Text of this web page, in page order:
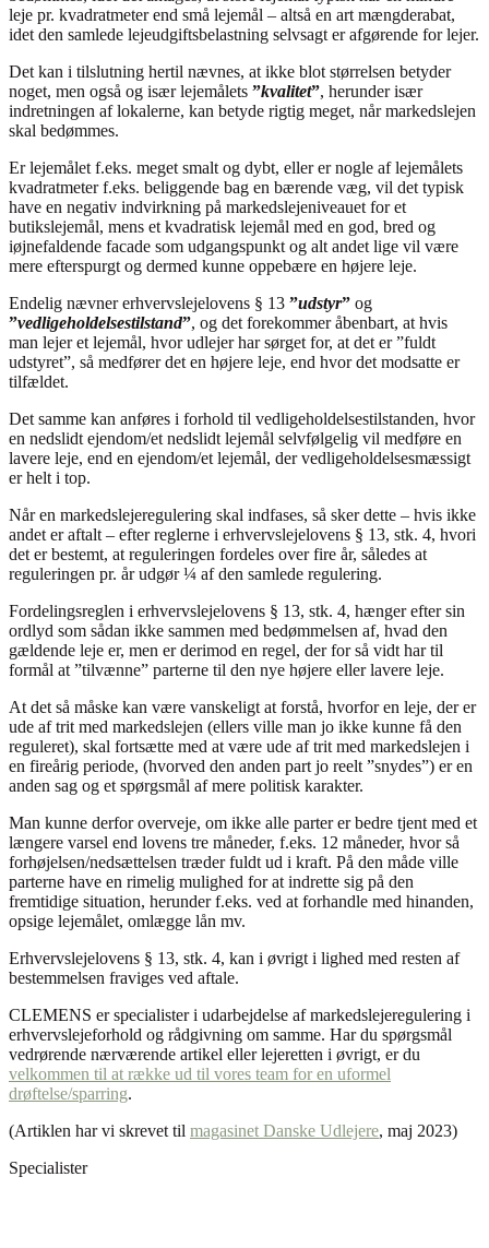
leje pr. kvadratmeter end små lejemål – altså en art mængderabat,
idet den samlede lejeudgiftsbelastning selvsagt er afgørende for lejer.
Det kan i tilslutning hertil nævnes, at ikke blot størrelsen betyder
noget, men også og især lejemålets ”kvalitet”, herunder især
indretningen af lokalerne, kan betyde rigtig meget, når markedslejen
skal bedømmes.
Er lejemålet f.eks. meget smalt og dybt, eller er nogle af lejemålets
kvadratmeter f.eks. beliggende bag en bærende væg, vil det typisk
have en negativ indvirkning på markedslejeniveauet for et
butikslejemål, mens et kvadratisk lejemål med en god, bred og
iøjnefaldende facade som udgangspunkt og alt andet lige vil være
mere efterspurgt og dermed kunne oppebære en højere leje.
Endelig nævner erhvervslejelovens § 13 ”udstyr” og
”vedligeholdelsestilstand”, og det forekommer åbenbart, at hvis
man lejer et lejemål, hvor udlejer har sørget for, at det er ”fuldt
udstyret”, så medfører det en højere leje, end hvor det modsatte er
tilfældet.
Det samme kan anføres i forhold til vedligeholdelsestilstanden, hvor
en nedslidt ejendom/et nedslidt lejemål selvfølgelig vil medføre en
lavere leje, end en ejendom/et lejemål, der vedligeholdelsesmæssigt
er helt i top.
Når en markedslejeregulering skal indfases, så sker dette – hvis ikke
andet er aftalt – efter reglerne i erhvervslejelovens § 13, stk. 4, hvori
det er bestemt, at reguleringen fordeles over fire år, således at
reguleringen pr. år udgør ¼ af den samlede regulering.
Fordelingsreglen i erhvervslejelovens § 13, stk. 4, hænger efter sin
ordlyd som sådan ikke sammen med bedømmelsen af, hvad den
gældende leje er, men er derimod en regel, der for så vidt har til
formål at ”tilvænne” parterne til den nye højere eller lavere leje.
At det så måske kan være vanskeligt at forstå, hvorfor en leje, der er
ude af trit med markedslejen (ellers ville man jo ikke kunne få den
reguleret), skal fortsætte med at være ude af trit med markedslejen i
en fireårig periode, (hvorved den anden part jo reelt ”snydes”) er en
anden sag og et spørgsmål af mere politisk karakter.
Man kunne derfor overveje, om ikke alle parter er bedre tjent med et
længere varsel end lovens tre måneder, f.eks. 12 måneder, hvor så
forhøjelsen/nedsættelsen træder fuldt ud i kraft. På den måde ville
parterne have en rimelig mulighed for at indrette sig på den
fremtidige situation, herunder f.eks. ved at forhandle med hinanden,
opsige lejemålet, omlægge lån mv.
Erhvervslejelovens § 13, stk. 4, kan i øvrigt i lighed med resten af
bestemmelsen fraviges ved aftale.
CLEMENS er specialister i udarbejdelse af markedslejeregulering i
erhvervslejeforhold og rådgivning om samme. Har du spørgsmål
vedrørende nærværende artikel eller lejeretten i øvrigt, er du
velkommen til at række ud til vores team for en uformel
drøftelse/sparring.
(Artiklen har vi skrevet til magasinet Danske Udlejere, maj 2023)
Specialister